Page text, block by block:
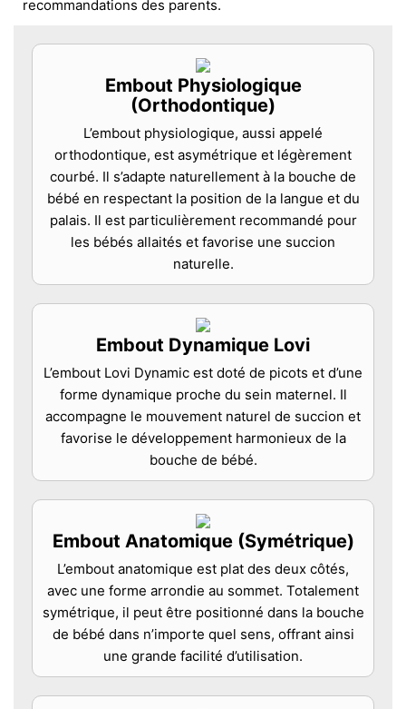
recommandations des parents.
Embout Physiologique
(Orthodontique)
L’embout physiologique, aussi appelé
orthodontique, est asymétrique et légèrement
courbé. Il s’adapte naturellement à la bouche de
bébé en respectant la position de la langue et du
palais. Il est particulièrement recommandé pour
les bébés allaités et favorise une succion
naturelle.
Embout Dynamique Lovi
L’embout Lovi Dynamic est doté de picots et d’une
forme dynamique proche du sein maternel. Il
accompagne le mouvement naturel de succion et
favorise le développement harmonieux de la
bouche de bébé.
Embout Anatomique (Symétrique)
L’embout anatomique est plat des deux côtés,
avec une forme arrondie au sommet. Totalement
symétrique, il peut être positionné dans la bouche
de bébé dans n’importe quel sens, offrant ainsi
une grande facilité d’utilisation.